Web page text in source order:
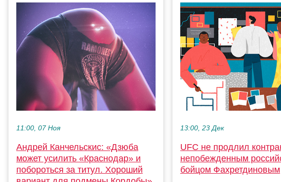
11:00, 07 Ноя
Андрей Канчельскис: «Дзюба
может усилить «Краснодар» и
побороться за титул. Хороший
13:00, 23 Дек
UFC не продлил
непобежденным
бойцом Фахретдиновым